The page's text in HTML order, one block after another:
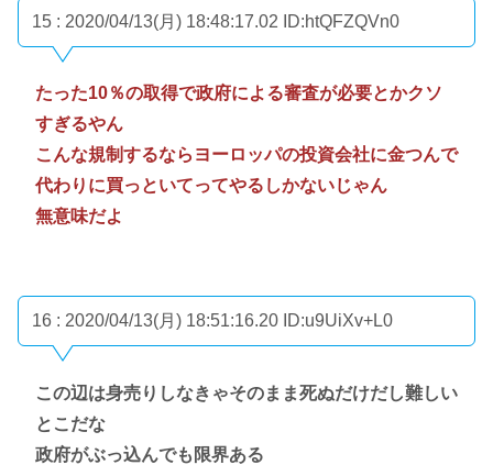
15 : 2020/04/13(月) 18:48:17.02 ID:htQFZQVn0
たった10％の取得で政府による審査が必要とかクソ
すぎるやん
こんな規制するならヨーロッパの投資会社に金つんで
代わりに買っといてってやるしかないじゃん
無意味だよ
16 : 2020/04/13(月) 18:51:16.20 ID:u9UiXv+L0
この辺は身売りしなきゃそのまま死ぬだけだし難しい
とこだな
政府がぶっ込んでも限界ある